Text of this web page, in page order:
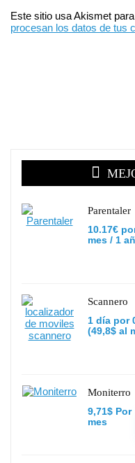
Este sitio usa Akismet
procesan los datos de tus
Parentaler
10.17€
mes / 1
Scannero
1 día por
(49,8$ al
Moniterro
9,71$ Por
mes